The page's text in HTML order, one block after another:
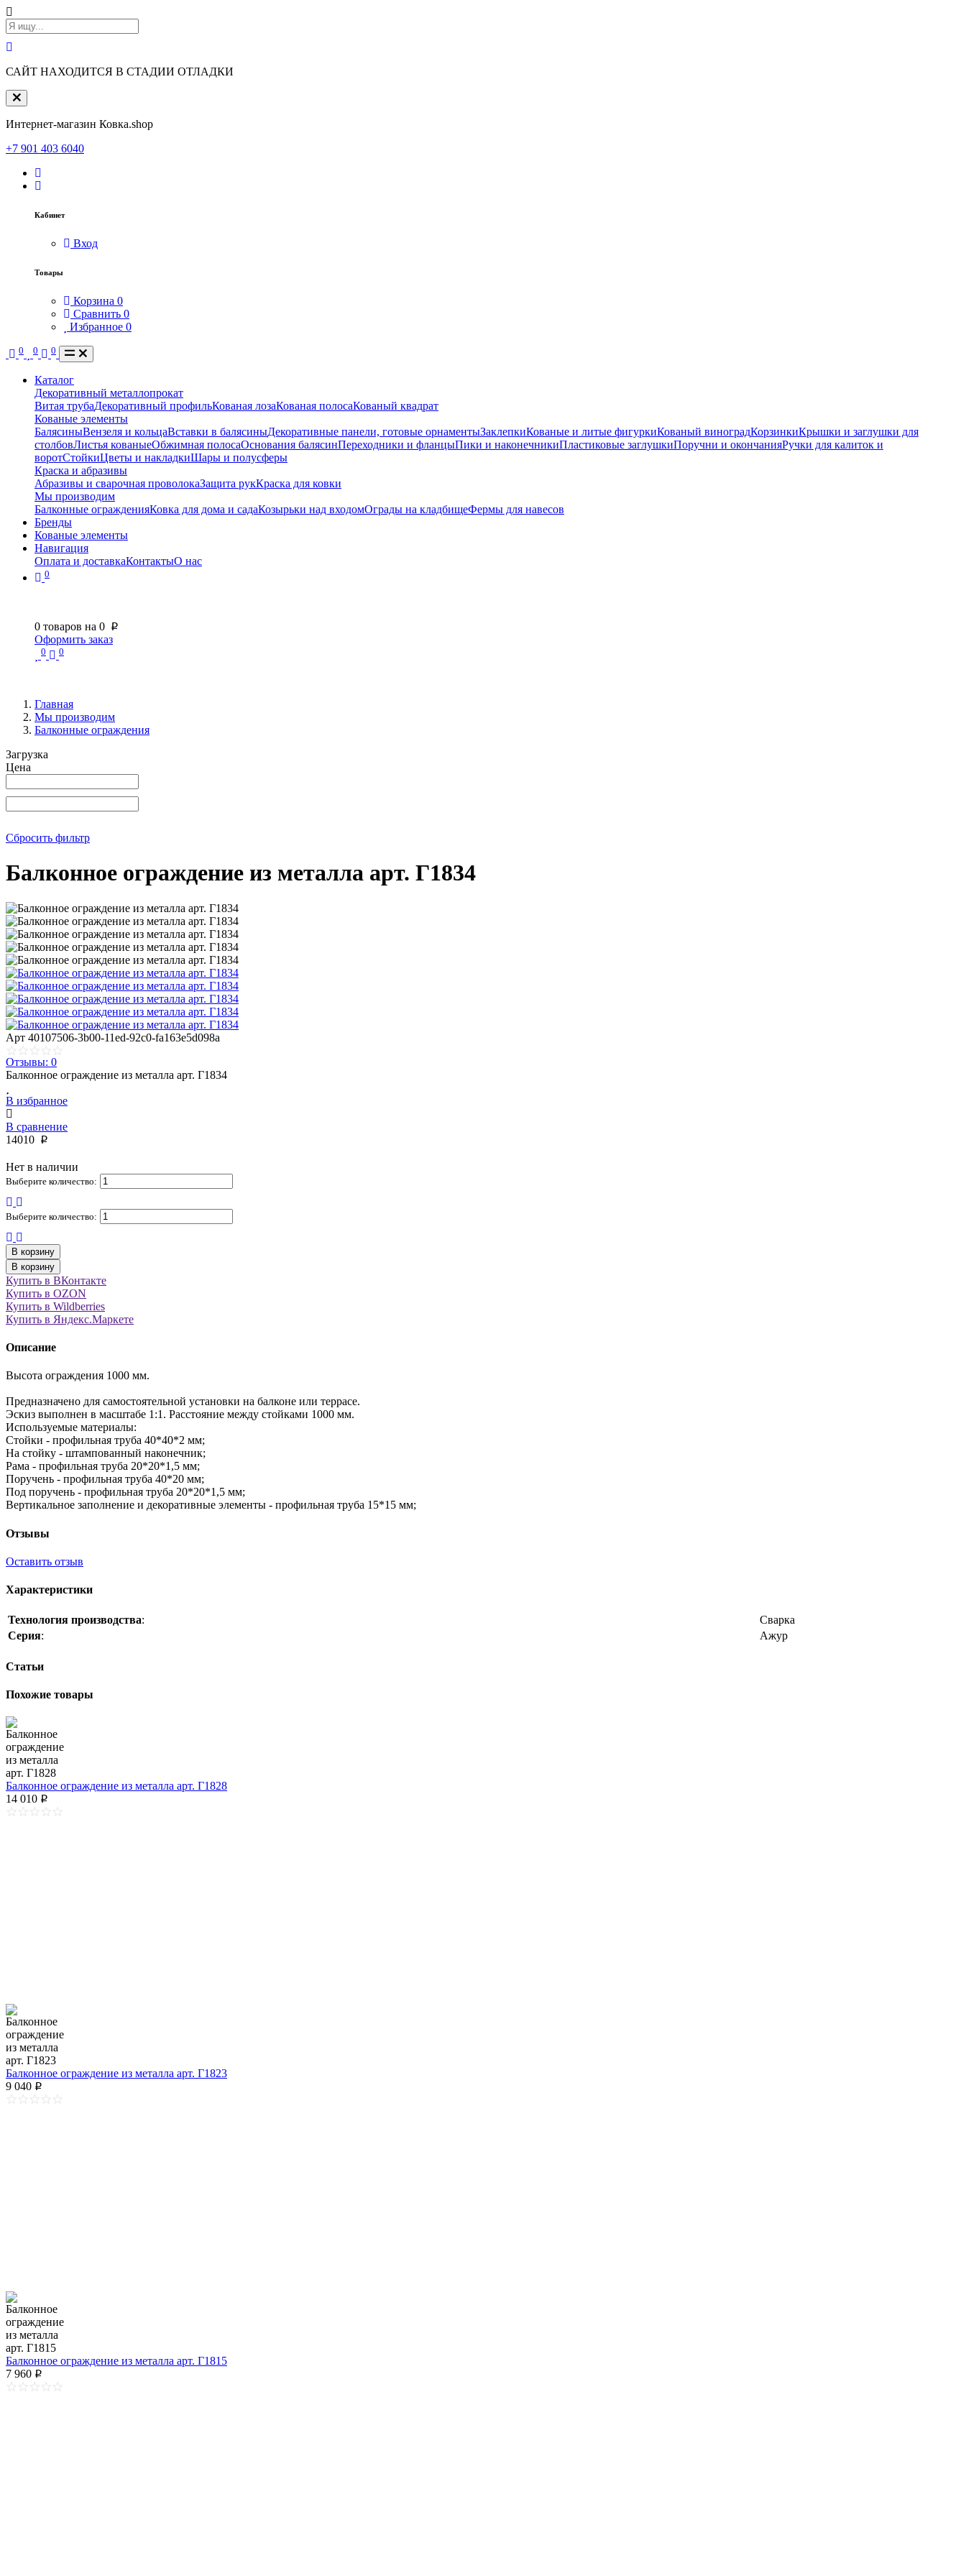
САЙТ НАХОДИТСЯ В СТАДИИ ОТЛАДКИ
Интернет-магазин Ковка.shop
+7 901 403 6040
Кабинет
Вход
Товары
Корзина 0
Сравнить 0
Избранное 0
0 0 0
Каталог
Декоративный металлопрокат
Витая трубаДекоративный профильКованая лозаКованая полосаКованый квадрат
Кованые элементы
БалясиныВензеля и кольцаВставки в балясиныДекоративные панели, готовые орнаментыЗаклепкиКованые и литые фигуркиКованый виноградКорзинкиКрышки и заглушки для
столбовЛистья кованыеОбжимная полосаОснования балясинПереходники и фланцыПики и наконечникиПластиковые заглушкиПоручни и окончанияРучки для калиток и
воротСтойкиЦветы и накладкиШары и полусферы
Краска и абразивы
Абразивы и сварочная проволокаЗащита рукКраска для ковки
Мы производим
Балконные огражденияКовка для дома и садаКозырьки над входомОграды на кладбищеФермы для навесов
Бренды
Кованые элементы
Навигация
Оплата и доставкаКонтактыО нас
0
0 товаров на 0 p
Оформить заказ
0 0
Главная
Мы производим
Балконные ограждения
Загрузка
Цена
Сбросить фильтр
Балконное ограждение из металла арт. Г1834
Арт 40107506-3b00-11ed-92c0-fa163e5d098a
Отзывы: 0
Балконное ограждение из металла арт. Г1834
В избранное
В сравнение
14010 p
Нет в наличии
Выберите количество:
Выберите количество:
В корзину
В корзину
Купить в ВКонтакте
Купить в OZON
Купить в Wildberries
Купить в Яндекс.Маркете
Описание
Высота ограждения 1000 мм.
Предназначено для самостоятельной установки на балконе или террасе.
Эскиз выполнен в масштабе 1:1. Расстояние между стойками 1000 мм.
Используемые материалы:
Стойки - профильная труба 40*40*2 мм;
На стойку - штампованный наконечник;
Рама - профильная труба 20*20*1,5 мм;
Поручень - профильная труба 40*20 мм;
Под поручень - профильная труба 20*20*1,5 мм;
Вертикальное заполнение и декоративные элементы - профильная труба 15*15 мм;
Отзывы
Оставить отзыв
Характеристики
Технология производства:
Сварка
Серия: Ажур
Статьи
Похожие товары
Балконное ограждение из металла арт. Г1828
14 010 p
Балконное ограждение из металла арт. Г1823
9 040 p
Балконное ограждение из металла арт. Г1815
7 960 p